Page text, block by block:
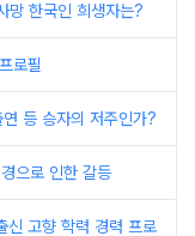
망 한국인 희생자는?
로필
등 승자의 저주인가?
으로 인한 갈등
신 고향 학력 경력 프로